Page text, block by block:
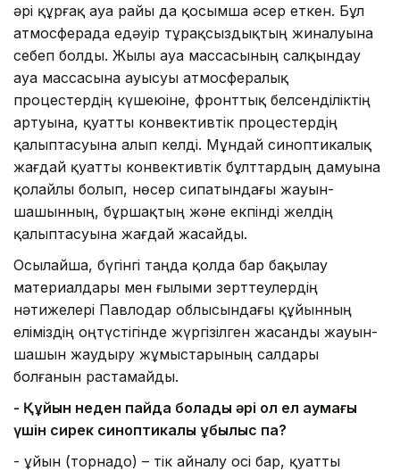
әрі құрғақ ауа райы да қосымша әсер еткен. Бұл
атмосферада едәуір тұрақсыздықтың жиналуына
себеп болды. Жылы ауа массасының салқындау
ауа массасына ауысуы атмосфералық
процестердің күшеюіне, фронттық белсенділіктің
артуына, қуатты конвективтік процестердің
қалыптасуына алып келді. Мұндай синоптикалық
жағдай қуатты конвективтік бұлттардың дамуына
қолайлы болып, нөсер сипатындағы жауын-
шашынның, бұршақтың және екпінді желдің
қалыптасуына жағдай жасайды.
Осылайша, бүгінгі таңда қолда бар бақылау
материалдары мен ғылыми зерттеулердің
нәтижелері Павлодар облысындағы құйынның
еліміздің оңтүстігінде жүргізілген жасанды жауын-
шашын жаудыру жұмыстарының салдары
болғанын растамайды.
- Құйын неден пайда болады әрі ол ел аумағы
үшін сирек синоптикалық құбылыс па?
- Құйын (торнадо) – тік айналу осі бар, қуатты